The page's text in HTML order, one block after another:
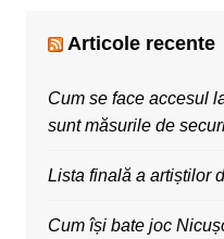
Articole recente
Cum se face accesul
sunt măsurile de
Lista finală a artiștilor
Cum își bate joc